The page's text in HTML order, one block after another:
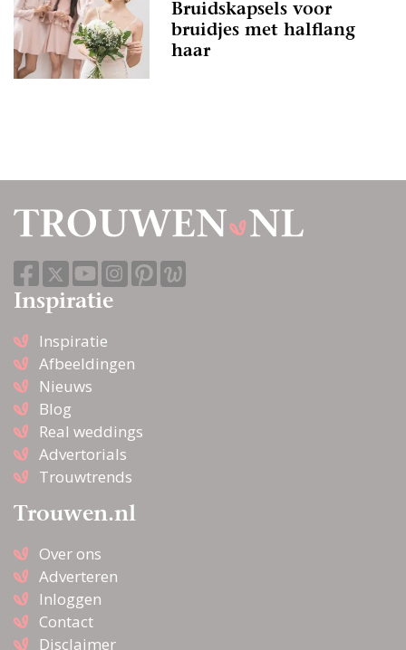
Bruidskapsels voor
bruidjes met halflang
haar
Inspiratie
Inspiratie
Afbeeldingen
Nieuws
Blog
Real weddings
Advertorials
Trouwtrends
Trouwen.nl
Over ons
Adverteren
Inloggen
Contact
Disclaimer